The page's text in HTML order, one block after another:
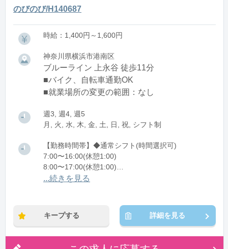
のびのび/H140687
時給：1,400円～1,600円
神奈川県横浜市港南区
ブルーライン 上永谷 徒歩11分
■バイク、自転車通勤OK
■就業場所の変更の範囲：なし
週3, 週4, 週5
月, 火, 水, 木, 金, 土, 日, 祝, シフト制
【勤務時間帯】◆通常シフト(時間選択可)
7:00〜16:00(休憩1:00)
8:00〜17:00(休憩1:00)
12:00〜21:00(休憩1:00)
...続きを見る
キープする 詳細を見る